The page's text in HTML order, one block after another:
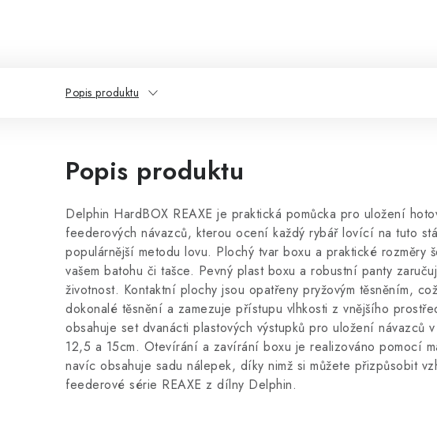
Popis produktu
Popis produktu
Delphin HardBOX REAXE je praktická pomůcka pro uložení
feederových návazců, kterou ocení každý rybář lovící na tuto
populárnější metodu lovu. Plochý tvar boxu a praktické rozměry
vašem batohu či tašce. Pevný plast boxu a robustní panty
životnost. Kontaktní plochy jsou opatřeny pryžovým těsněním,
dokonalé těsnění a zamezuje přístupu vlhkosti z vnějšího
obsahuje set dvanácti plastových výstupků pro uložení návazců
12,5 a 15cm. Otevírání a zavírání boxu je realizováno pomocí
navíc obsahuje sadu nálepek, díky nimž si můžete přizpůsobit
feederové série REAXE z dílny Delphin.